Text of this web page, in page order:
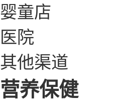
婴童店
医院
其他渠道
营养保健